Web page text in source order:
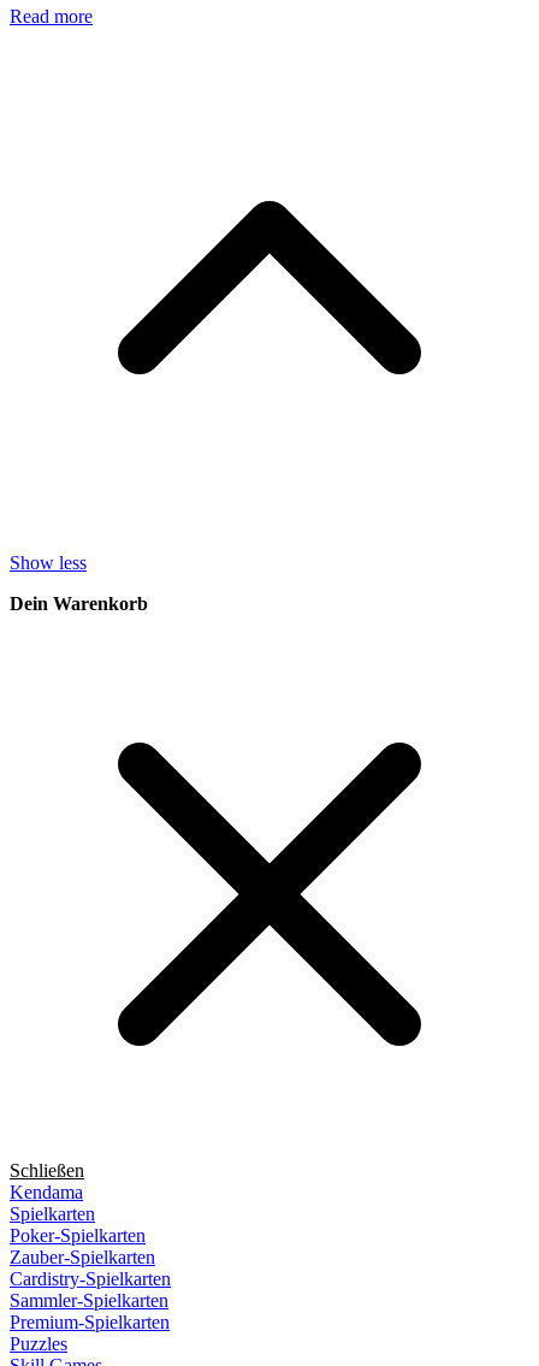
Read more
Show less
Dein Warenkorb
Schließen
Kendama
Spielkarten
Poker-Spielkarten
Zauber-Spielkarten
Cardistry-Spielkarten
Sammler-Spielkarten
Premium-Spielkarten
Puzzles